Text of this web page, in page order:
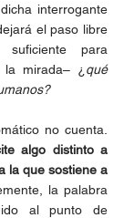
interrogante
el paso libre
para
la mirada– ¿ qué
algo distinto a
la que sostiene a
la palabra
al punto de